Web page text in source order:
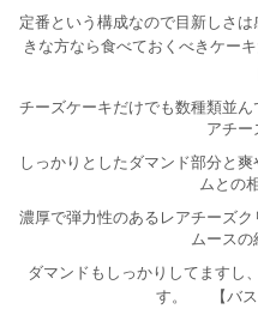
定番という構成なので目新しさ
きな方なら食べておくべきケーキ
チーズケーキだけでも数種類並
アチー
しっかりとしたダマンド部分と
ムとの
濃厚で弾力性のあるレアチーズ
ムースの
ダマンドもしっかりしてますし
す。
【バ